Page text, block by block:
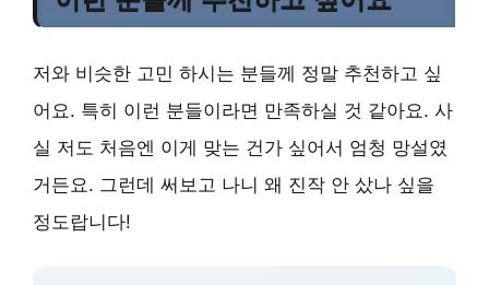
저와 비슷한 고민 하시는 분들께 정말 추천하고 싶
어요. 특히 이런 분들이라면 만족하실 것 같아요. 사
실 저도 처음엔 이게 맞는 건가 싶어서 엄청 망설였
거든요. 그런데 써보고 나니 왜 진작 안 샀나 싶을
정도랍니다!